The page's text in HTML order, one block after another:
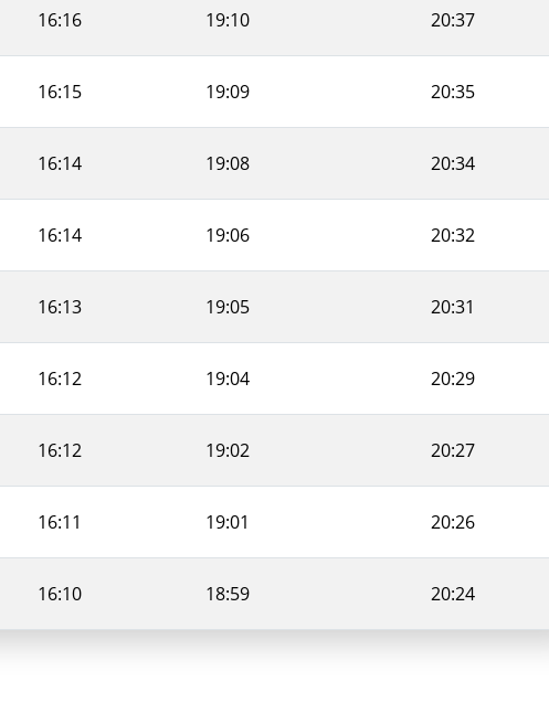
16:16 19:10 20:37
16:15 19:09 20:35
16:14 19:08 20:34
16:14 19:06 20:32
16:13 19:05 20:31
16:12 19:04 20:29
16:12 19:02 20:27
16:11 19:01 20:26
16:10 18:59 20:24